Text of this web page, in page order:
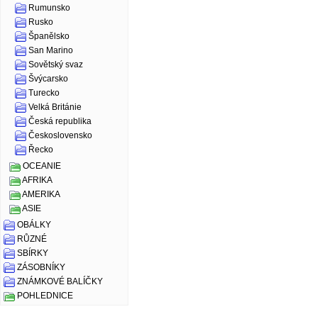
Rumunsko
Rusko
Španělsko
San Marino
Sovětský svaz
Švýcarsko
Turecko
Velká Británie
Česká republika
Československo
Řecko
OCEANIE
AFRIKA
AMERIKA
ASIE
OBÁLKY
RŮZNÉ
SBÍRKY
ZÁSOBNÍKY
ZNÁMKOVÉ BALÍČKY
POHLEDNICE